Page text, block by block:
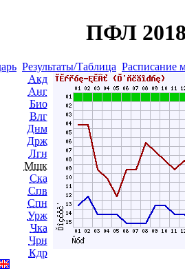
ПФЛ
Результаты/Таблица Расписание
Акд
Анг
Био
Влг
Днм
Држ
Лгн
Мшк
Ска
Спв
Спн
Урж
Чка
Чрн
Кдр